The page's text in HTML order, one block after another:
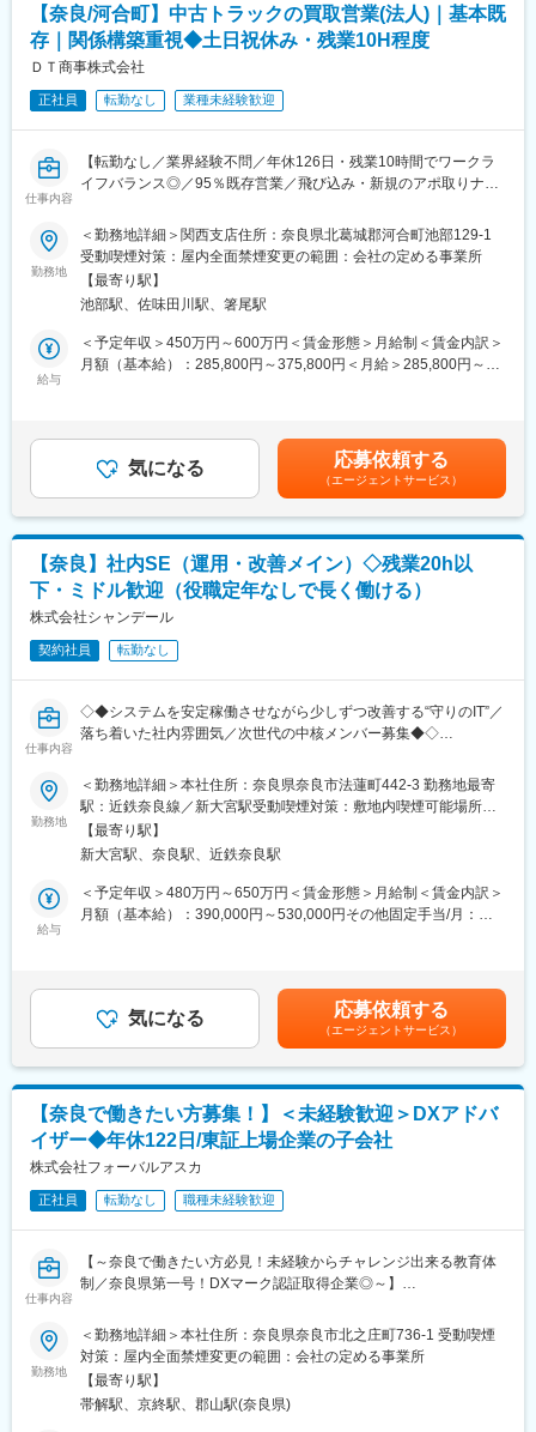
◎創業130年以上の企業であるため、既存顧客が多く、信頼関係
のもと、お客様と長いお付き合いが求められる仕事です。
変更の範囲：会社の定める業務
■組織体制：
1施設に対し、管理スタッフと栄養士の2名体制で担当します。栄
客対応を分担し、協力して運営します。担当者の多くが異業界出
身で、入社後半年程度は先輩に同行しながら学べるOJT体制があ
い風土です。
中途入社した社員の多くが異業界から転職しております。入社後
のキャッチアップについては万全のフォロー体制を取っておりま
す。
最初の半年ほどはOJTで先輩のアシスタントについていただき、
のSV等を経験している方であれば、より早く業務に慣れていただ
けます。
園・高齢者施設・学校・企業食堂など幅広い分野にサービスを提
供しています。本部で献立を統一管理し、顧客先で調理するモデ
ルにより品質と安全性、コストを両立し、安定した成長を続けて
います。
変更の範囲：会社の定める業務
【奈良/河合町】中古トラックの買取営業(法人)｜基本既
存｜関係構築重視◆土日祝休み・残業10H程度
ＤＴ商事株式会社
正社員 転勤なし 業種未経験歓迎
仕事内容
【転勤なし／業界経験不問／年休126日・残業10時間でワークラ
イフバランス◎／95％既存営業／飛び込み・新規のアポ取りナ
■企業概要：
ディー・ティー・ホールディングスグループ100％出資の中古車
流通企業です。
国内外の販路を活かし、中古トラックの買取・販売・輸出を展
開。社会的信頼のあるグループ基盤と世界ネットワークで安定成
長を実現しています。
産価値最大化に貢献します。営業経験を活かし、関係構築・交渉
力が発揮できる環境です。
・既存顧客および紹介案件対応（新規開拓なし）
・見積提案、条件交渉、契約締結
・引取や納車スケジュール調整
■業務の特徴：
海外販路を活かした価格提案が可能なため、営業としての価値提
供力を高められる点が特徴です。
す。
・担当エリア：中部・関西以西の西日本
・外勤：７割程度
■入社後の流れ：
まずは先輩社員からOJT方式で業務を学んでいただきます。車両
ご安心ください。
■当社の魅力：
＜やりがいのある仕事＞
コアビジネスとなる中古トラック事業は、国内のみならず発展途
上である海外諸国へも輸出しています。海外での事業を成立させ
る事はいろんな苦労がありますが、全社員の力でそのニーズに応
える事ができる毎日にやりがいを感じられます。
＜成長できる環境＞
営業経験がない方でも先輩社員が並走しながらOJTを行います。
境です。
変更の範囲：会社の定める業務
勤務地
＜勤務地詳細＞関西支店住所：奈良県北葛城郡河合町池部129-1
受動喫煙対策：屋内全面禁煙変更の範囲：会社の定める事業所
【最寄り駅】
池部駅、佐味田川駅、箸尾駅
給与
＜予定年収＞450万円～600万円＜賃金形態＞月給制＜賃金内訳＞
月額（基本給）：285,800円～375,800円＜月給＞285,800円～
気になる 応募依頼する
（エージェントサービス）
【奈良】社内SE（運用・改善メイン）◇残業20h以
下・ミドル歓迎（役職定年なしで長く働ける）
株式会社シャンデール
契約社員 転勤なし
仕事内容
◇◆システムを安定稼働させながら少しずつ改善する“守りのIT”／
落ち着いた社内雰囲気／次世代の中核メンバー募集◆◇
ベテラン社員2名と協力会社3名の計5名で業務を行っています
が、社内システムの安定運用体制の強化に加え、次世代の中心メ
ンバーの育成のための増員募集です。
■業務概要
社内SEとして、システムの運用・保守・改善をメインに担当いた
だきます。
新規開発よりも、既存システムの安定運用と改善を重視するポジ
■具体的な業務内容
・社内業務システムの運用・保守（障害対応・トラブルシュー
ト）
・軽微な機能追加・改善対応
・外注ベンダーとの調整・管理
・仕様整理、基本設計
・社内ヘルプデスク対応
※開発は一部外注や常駐メンバーと連携しながら進めています。
※（参考）言語：Java、C# ／ DB：Oracle、MySQL、SQL
■期待する役割／ミッション
・日々の細かな改善の積み重ねによる業務効率化
・社内ITの“何でも屋”として幅広い対応
■雇用形態に関して
勤務地
＜勤務地詳細＞本社住所：奈良県奈良市法蓮町442-3 勤務地最寄
駅：近鉄奈良線／新大宮駅受動喫煙対策：敷地内喫煙可能場所あ
り変更の範囲：会社の定める事業所
【最寄り駅】
新大宮駅、奈良駅、近鉄奈良駅
給与
＜予定年収＞480万円～650万円＜賃金形態＞月給制＜賃金内訳＞
月額（基本給）：390,000円～530,000円その他固定手当/月：
であり、選考を通じて上下する可能性があります。月給(月額)は固
定手当を含めた表記です。
気になる 応募依頼する
（エージェントサービス）
【奈良で働きたい方募集！】＜未経験歓迎＞DXアドバ
イザー◆年休122日/東証上場企業の子会社
株式会社フォーバルアスカ
正社員 転勤なし 職種未経験歓迎
仕事内容
【～奈良で働きたい方必見！未経験からチャレンジ出来る教育体
制／奈良県第一号！DXマーク認証取得企業◎～】
事業拡大の為の増員募集です。奈良県には約3万社もの企業があ
り、DX化を必要としている企業が沢山あり “奈良県×中小企業×DX
化”というミッションで中小企業の課題解決をしています。
企業コンサルに興味ある！奈良で働きたい！そんな考えを持つ方
の応募お待ちしています。
勤務地
＜勤務地詳細＞本社住所：奈良県奈良市北之庄町736-1 受動喫煙
対策：屋内全面禁煙変更の範囲：会社の定める事業所
【最寄り駅】
帯解駅、京終駅、郡山駅(奈良県)